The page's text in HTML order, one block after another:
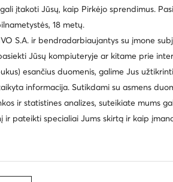
Aulinukai · Juoda · 3.5 cm
149,99 €
įtakoti Jūsų, kaip Pirkėjo sprendimus.
18 metų.
S.A. ir bendradarbiaujantys su įmone
Jūsų kompiuteryje ar kitame prie
esančius duomenis, galime Jus
informacija. Sutikdami su asmens
ir statistines analizes, suteikiate mums
ir pateikti specialiai Jums skirtą ir kaip